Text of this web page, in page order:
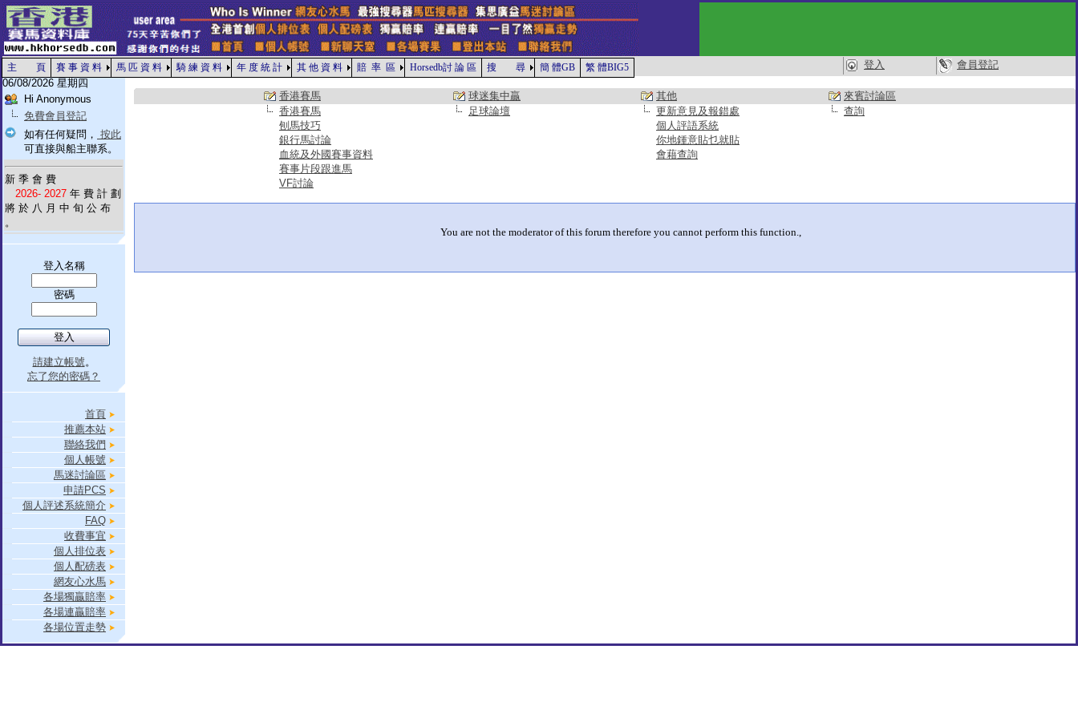
主 頁 賽 事 資 料 馬 匹 資 料 騎 練 資 料 年 度 統 計 其 他 資 料 賠 率 區 Horsedb討 論 區 搜 尋 簡 體GB 繁 體BIG5 登入
會員登記
06/08/2026 星期四
Hi Anonymous
免費會員登記
如有任何疑問， 按此
可直接與船主聯系。
新 季 會 費
2026- 2027 年 費 計 劃
將 於 八 月 中 旬 公 布
。
登入名稱
密碼
請建立帳號。
忘了您的密碼？
首頁
推薦本站
聯絡我們
個人帳號
馬迷討論區
申請PCS
個人評述系統簡介
FAQ
收費事宜
個人排位表
個人配磅表
網友心水馬
各場獨贏賠率
各場連贏賠率
各場位置走勢
香港賽馬 球迷集中贏 其他
來賓討論區
香港賽馬
足球論壇 更新意見及報錯處
查詢
刨馬技巧
個人評語系統
銀行馬討論
你地鍾意貼乜就貼
血統及外國賽事資料
會藉查詢
賽事片段跟進馬
VF討論
You are not the moderator of this forum therefore you cannot perform this function.,